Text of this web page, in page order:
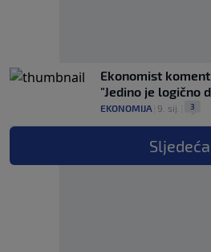
Ekonomist
"Jedino je logično
EKONOMIJA 9. sij. 3
Sljedeća